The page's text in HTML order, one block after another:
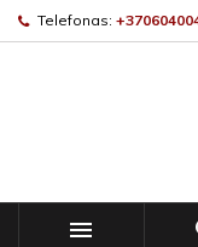
Telefonas:
